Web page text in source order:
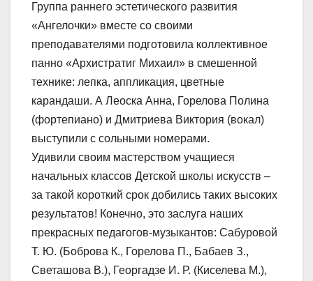
Группа раннего эстетического развития
«Ангелочки» вместе со своими
преподавателями подготовила коллективное
панно «Архистратиг Михаил» в смешенной
технике: лепка, аппликация, цветные
карандаши. А Леоска Анна, Горелова Полина
(фортепиано) и Дмитриева Виктория (вокал)
выступили с сольными номерами.
Удивили своим мастерством учащиеся
начальных классов Детской школы искусств –
за такой короткий срок добились таких высоких
результатов! Конечно, это заслуга наших
прекрасных педагогов-музыкантов: Сабуровой
Т. Ю. (Боброва К., Горелова П., Бабаев З.,
Светашова В.), Георгадзе И. Р. (Киселева М.),